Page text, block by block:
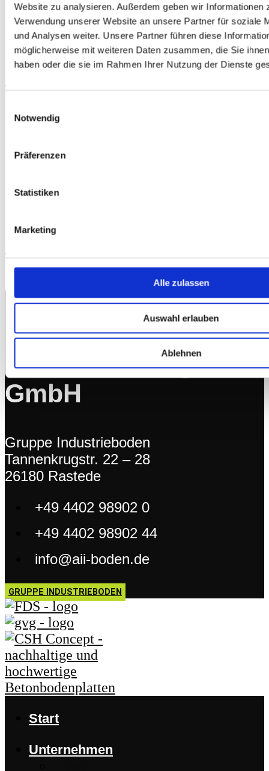
Website zu analysieren. Außerdem geben wir Informationen
Verwendung unserer Website an unsere Partner für soziale
und Analysen weiter. Unsere Partner führen diese
möglicherweise mit weiteren Daten zusammen, die Sie
haben oder die sie im Rahmen Ihrer Nutzung der Dienste
Notwendig
Präferenzen
Statistiken
Marketing
Alle zulassen
Auswahl erlauben
Ablehnen
Statisch
Wir erstellen für die Bodenplatte Ihrer
gemessenen Werte nehmen wir in
aii-System-Statisch alle Anforderungen
Das Team der aii Industrieboden +
Instandsetzungs GmbH aus Oldenburg
freut sich auf Sie!
aii Allgemeine
Industrieboden +
Instandsetzungs
GmbH
Gruppe Industrieboden
Tannenkrugstr. 22 – 28
26180 Rastede
+49 4402 98902 0
+49 4402 98902 44
info@aii-boden.de
GRUPPE INDUSTRIEBODEN
Start
Unternehmen